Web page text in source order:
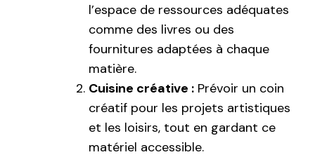
l’espace de ressources adéquates
comme des livres ou des
fournitures adaptées à chaque
matière.
Cuisine créative : Prévoir un coin
créatif pour les projets artistiques
et les loisirs, tout en gardant ce
matériel accessible.